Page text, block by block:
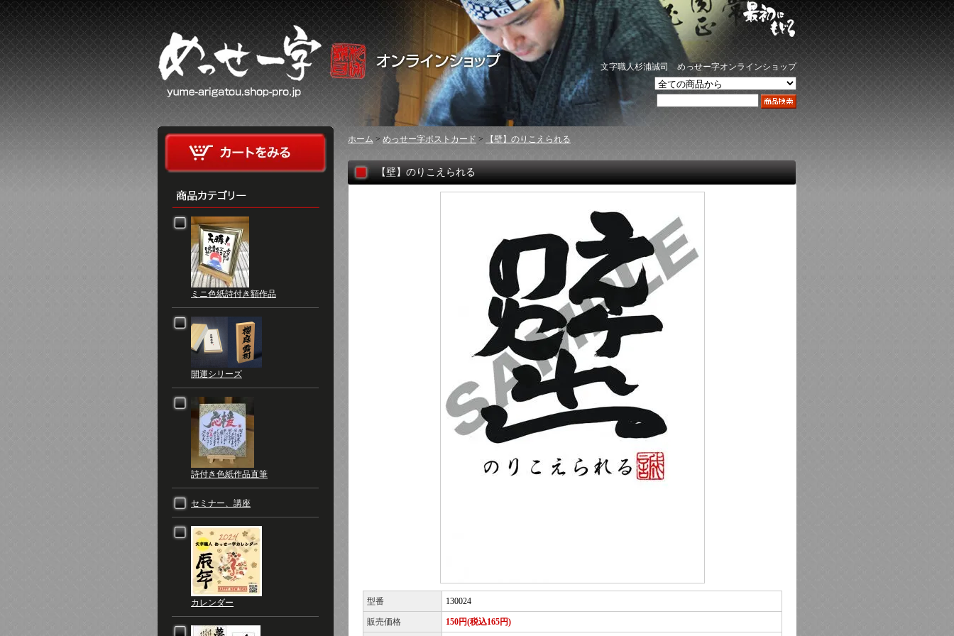
文字職人杉浦誠司 めっせー字オンラインショップ
ミニ色紙詩付き額作品
開運シリーズ
詩付き色紙作品直筆
セミナー、講座
カレンダー
ホーム > めっせー字ポストカード > 【壁】のりこえられる
【壁】のりこえられる
型番 130024
販売価格 150円(税込165円)